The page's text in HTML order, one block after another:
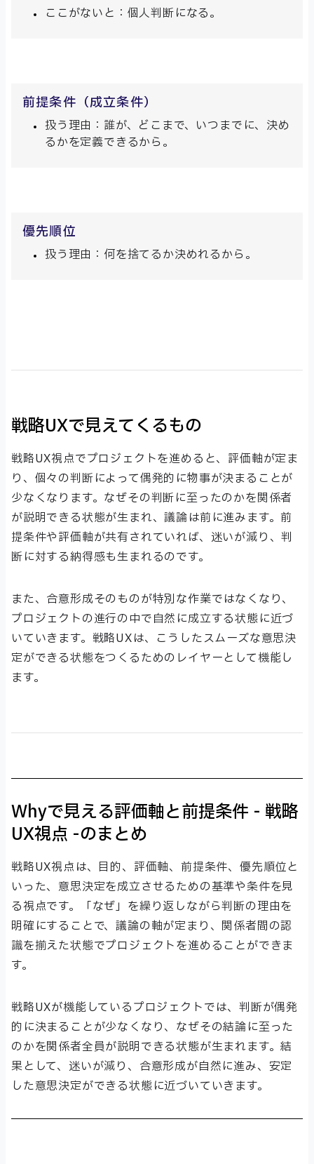
ここがないと：個人判断になる。
前提条件（成立条件）
扱う理由：誰が、どこまで、いつまでに、決め
るかを定義できるから。
優先順位
扱う理由：何を捨てるか決めれるから。
戦略UXで見えてくるもの
戦略UX視点でプロジェクトを進めると、評価軸が定ま
り、個々の判断によって偶発的に物事が決まることが
少なくなります。なぜその判断に至ったのかを関係者
が説明できる状態が生まれ、議論は前に進みます。前
提条件や評価軸が共有されていれば、迷いが減り、判
断に対する納得感も生まれるのです。
また、合意形成そのものが特別な作業ではなくなり、
プロジェクトの進行の中で自然に成立する状態に近づ
いていきます。戦略UXは、こうしたスムーズな意思決
定ができる状態をつくるためのレイヤーとして機能し
ます。
Whyで見える評価軸と前提条件 - 戦略
UX視点 -のまとめ
戦略UX視点は、目的、評価軸、前提条件、優先順位と
いった、意思決定を成立させるための基準や条件を見
る視点です。「なぜ」を繰り返しながら判断の理由を
明確にすることで、議論の軸が定まり、関係者間の認
識を揃えた状態でプロジェクトを進めることができま
す。
戦略UXが機能しているプロジェクトでは、判断が偶発
的に決まることが少なくなり、なぜその結論に至った
のかを関係者全員が説明できる状態が生まれます。結
果として、迷いが減り、合意形成が自然に進み、安定
した意思決定ができる状態に近づいていきます。